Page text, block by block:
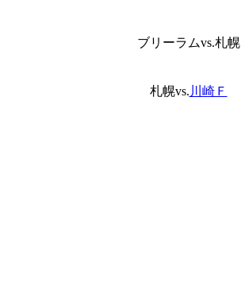
ブリーラムvs.札幌
札幌vs. 川崎Ｆ